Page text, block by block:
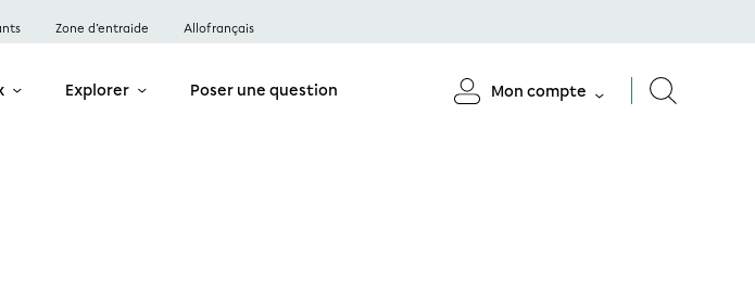
Zone d’entraide Allofrançais
Explorer Poser une question Mon compte